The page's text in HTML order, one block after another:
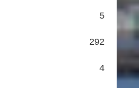
5
292
4